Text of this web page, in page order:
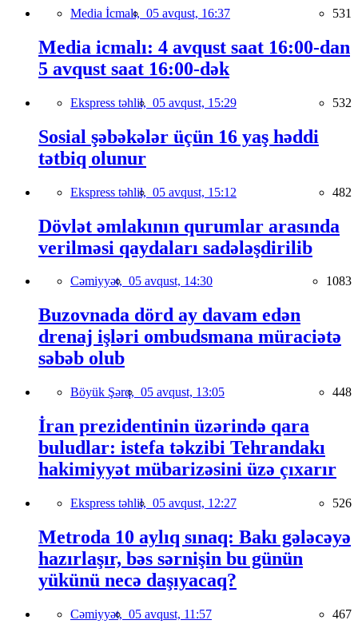
Media İcmalı, 05 avqust, 16:37 531
Media icmalı: 4 avqust saat 16:00-dan
5 avqust saat 16:00-dək
Ekspress təhlil, 05 avqust, 15:29 532
Sosial şəbəkələr üçün 16 yaş həddi
tətbiq olunur
Ekspress təhlil, 05 avqust, 15:12 482
Dövlət əmlakının qurumlar arasında
verilməsi qaydaları sadələşdirilib
Cəmiyyət, 05 avqust, 14:30 1083
Buzovnada dörd ay davam edən
drenaj işləri ombudsmana müraciətə
səbəb olub
Böyük Şərq, 05 avqust, 13:05 448
İran prezidentinin üzərində qara
buludlar: istefa təkzibi Tehrandakı
hakimiyyət mübarizəsini üzə çıxarır
Ekspress təhlil, 05 avqust, 12:27 526
Metroda 10 aylıq sınaq: Bakı gələcəyə
hazırlaşır, bəs sərnişin bu günün
yükünü necə daşıyacaq?
Cəmiyyət, 05 avqust, 11:57 467